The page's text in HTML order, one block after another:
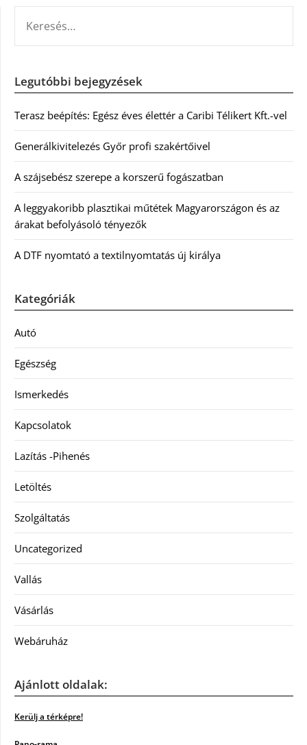
Legutóbbi bejegyzések
Terasz beépítés: Egész éves élettér a Caribi Télikert Kft.-vel
Generálkivitelezés Győr profi szakértőivel
A szájsebész szerepe a korszerű fogászatban
A leggyakoribb plasztikai műtétek Magyarországon és az
árakat befolyásoló tényezők
A DTF nyomtató a textilnyomtatás új királya
Kategóriák
Autó
Egészség
Ismerkedés
Kapcsolatok
Lazítás -Pihenés
Letöltés
Szolgáltatás
Uncategorized
Vallás
Vásárlás
Webáruház
Ajánlott oldalak:
Kerülj a térképre!